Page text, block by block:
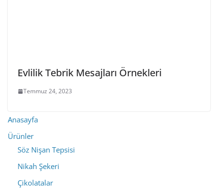
Evlilik Tebrik Mesajları Örnekleri
Temmuz 24, 2023
Anasayfa
Ürünler
Söz Nişan Tepsisi
Nikah Şekeri
Çikolatalar